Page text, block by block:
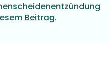
Beitrag.